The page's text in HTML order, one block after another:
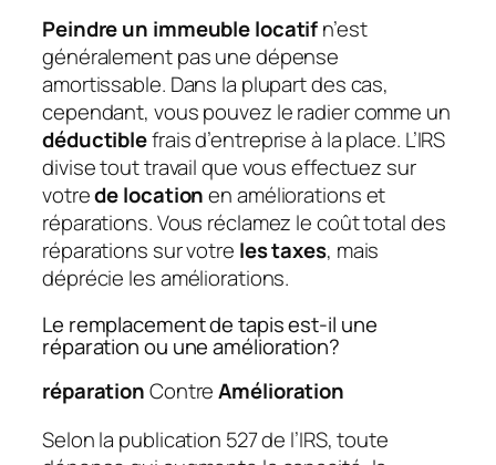
Peindre un immeuble locatifn’est
généralement pas une dépense
amortissable. Dans la plupart des cas,
cependant, vous pouvez le radier comme un
déductiblefrais d’entreprise à la place. L’IRS
divise tout travail que vous effectuez sur
votrede locationen améliorations et
réparations. Vous réclamez le coût total des
réparations sur votre les taxes, mais
déprécie les améliorations.
Le remplacement de tapis est-il une
réparation ou une amélioration?
réparationContreAmélioration
Selon la publication 527 de l’IRS, toute